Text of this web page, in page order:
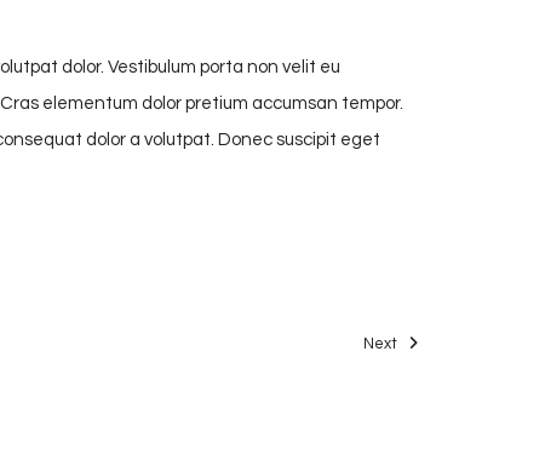
dolor. Vestibulum porta non velit eu
elementum dolor pretium accumsan tempor.
dolor a volutpat. Donec suscipit eget
Next